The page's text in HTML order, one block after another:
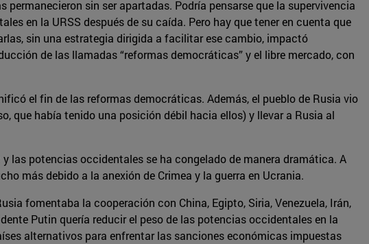
sin ser apartadas. Podría pensarse que la supervivencia
en la URSS después de su caída. Pero hay que tener en cuenta que
sin una estrategia dirigida a facilitar ese cambio, impactó
de las llamadas “reformas democráticas” y el libre mercado, con
el fin de las reformas democráticas. Además, el pueblo de Rusia vio
que había tenido una posición débil hacia ellos) y llevar a Rusia al
las potencias occidentales se ha congelado de manera dramática. A
más debido a la anexión de Crimea y la guerra en Ucrania.
fomentaba la cooperación con China, Egipto, Siria, Venezuela, Irán,
Putin quería reducir el peso de las potencias occidentales en la
alternativos para enfrentar las sanciones económicas impuestas